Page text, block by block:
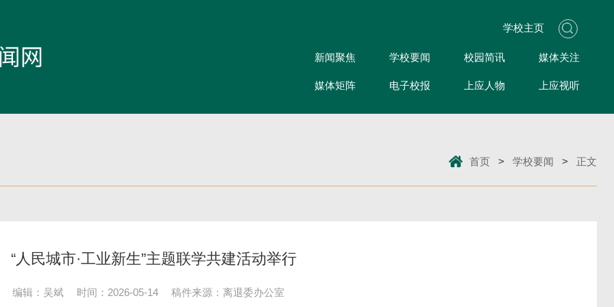
学校主页
新闻聚焦 学校要闻 校园简讯 媒体关注
媒体矩阵 电子校报 上应人物 上应视听
首页> 学校要闻 > 正文
“人民城市·工业新生”主题联学共建活动举行
编辑：吴斌 时间：2026-05-14 稿件来源：离退委办公室